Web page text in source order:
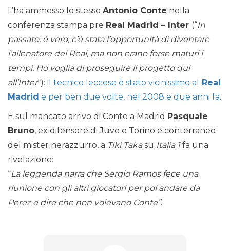
L’ha ammesso lo stesso Antonio Conte nella
conferenza stampa pre Real Madrid – Inter (“In
passato, è vero, c’è stata l’opportunità di diventare
l’allenatore del Real, ma non erano forse maturi i
tempi. Ho voglia di proseguire il progetto qui
all’Inter“): il tecnico leccese è stato vicinissimo al
Real
Madrid e per ben due volte, nel 2008 e due anni fa.
E sul mancato arrivo di Conte a Madrid Pasquale
Bruno, ex difensore di Juve e Torino e conterraneo
del mister nerazzurro, a Tiki Takasu Italia 1fa una
rivelazione:
“La leggenda narra che Sergio Ramos fece una
riunione con gli altri giocatori per poi andare da
Perez e dire che non volevano Conte”.